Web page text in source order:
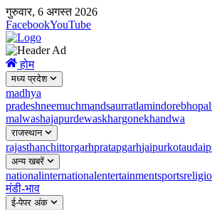
गुरुवार, 6 अगस्त 2026
FacebookYouTube
होम
मध्य प्रदेश
madhya
pradeshneemuchmandsaurratlamindorebhopal
malwashajapurdewaskhargonekhandwa
राजस्थान
rajasthanchittorgarhpratapgarhjaipurkota
अन्य खबरें
nationalinternationalentertainmentsports
मंडी-भाव
ई-पेपर अंक